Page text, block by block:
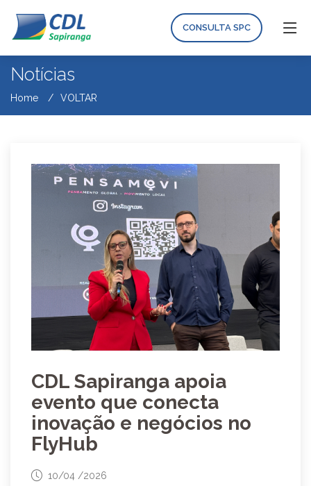
CONSULTA SPC
Notícias
Home VOLTAR
CDL Sapiranga apoia
evento que conecta
inovação e negócios no
FlyHub
10/04 /2026